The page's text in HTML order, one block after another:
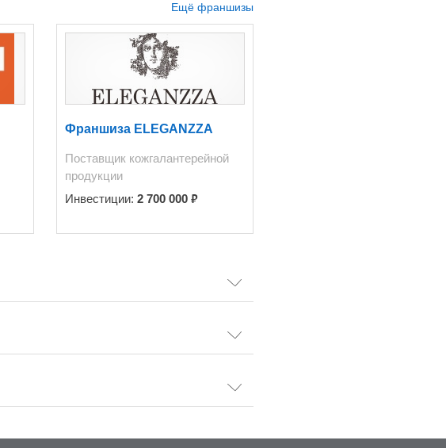
Ещё франшизы
Франшиза ELEGANZZA
Поставщик кожгалантерейной
продукции
Инвестиции:2 700 000₽